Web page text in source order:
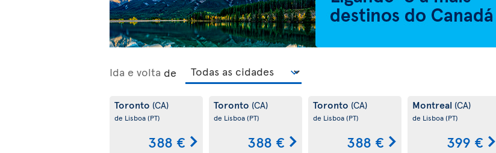
Ida e volta de
Toronto (CA)
de Lisboa(PT)
388 €
Toronto (CA)
de Lisboa(PT)
388 €
Toronto (CA)
de Lisboa(PT)
388 €
Montreal (CA)
de Lisboa(PT)
399 €